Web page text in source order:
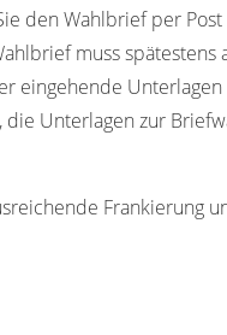
den Wahlbrief per
muss spätestens
eingehende
Unterlagen zur
Frankierung